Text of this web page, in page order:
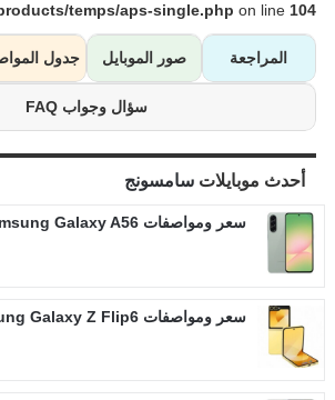
temps/aps-single.php on line 104
المراجعة صور الموبايل جدول
سؤال وجواب FAQ
أحدث موبايلات سامسونج
سعر ومواصفات Samsung Galaxy A56
سعر ومواصفات Samsung Galaxy Z Flip6